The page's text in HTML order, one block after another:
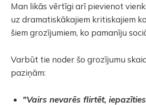
Man likās vērtīgi arī pievienot
uz dramatiskākajiem kritiskajiem
šiem grozījumiem, ko pamanīju
Varbūt tie noder šo grozījumu
paziņām:
"Vairs nevarēs flirtēt,